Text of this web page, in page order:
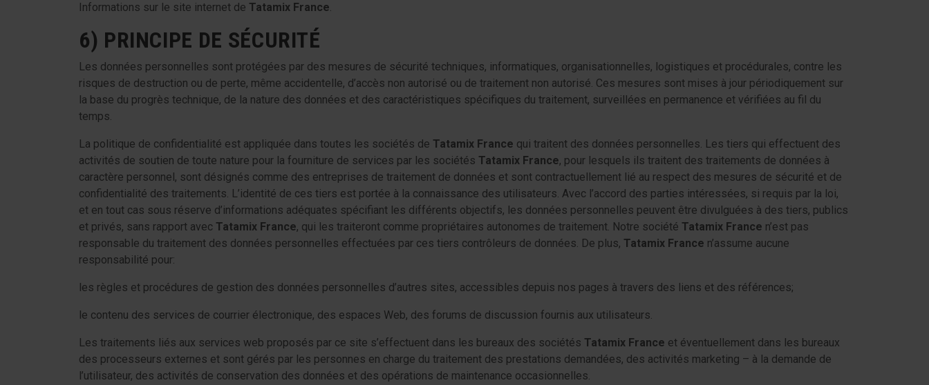
Informations sur le site internet de Tatamix France.
6) PRINCIPE DE SÉCURITÉ
Les données personnelles sont protégées par des mesures de sécurité techniques, informatiques, organisationnelles, logistiques et procédurales, contre les
risques de destruction ou de perte, même accidentelle, d’accès non autorisé ou de traitement non autorisé. Ces mesures sont mises à jour périodiquement sur
la base du progrès technique, de la nature des données et des caractéristiques spécifiques du traitement, surveillées en permanence et vérifiées au fil du
temps.
La politique de confidentialité est appliquée dans toutes les sociétés de Tatamix France qui traitent des données personnelles. Les tiers qui effectuent des
activités de soutien de toute nature pour la fourniture de services par les sociétés Tatamix France, pour lesquels ils traitent des traitements de données à
caractère personnel, sont désignés comme des entreprises de traitement de données et sont contractuellement lié au respect des mesures de sécurité et de
confidentialité des traitements. L’identité de ces tiers est portée à la connaissance des utilisateurs. Avec l’accord des parties intéressées, si requis par la loi,
et en tout cas sous réserve d’informations adéquates spécifiant les différents objectifs, les données personnelles peuvent être divulguées à des tiers, publics
et privés, sans rapport avec Tatamix France, qui les traiteront comme propriétaires autonomes de traitement. Notre société Tatamix France n’est pas
responsable du traitement des données personnelles effectuées par ces tiers contrôleurs de données. De plus, Tatamix France n’assume aucune
responsabilité pour:
les règles et procédures de gestion des données personnelles d’autres sites, accessibles depuis nos pages à travers des liens et des références;
le contenu des services de courrier électronique, des espaces Web, des forums de discussion fournis aux utilisateurs.
Les traitements liés aux services web proposés par ce site s’effectuent dans les bureaux des sociétés Tatamix France et éventuellement dans les bureaux
des processeurs externes et sont gérés par les personnes en charge du traitement des prestations demandées, des activités marketing – à la demande de
l’utilisateur, des activités de conservation des données et des opérations de maintenance occasionnelles.